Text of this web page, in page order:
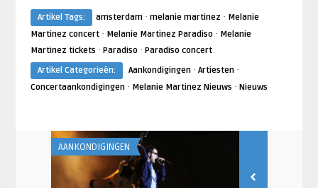
Artikel Tags: amsterdam· melanie martinez · Melanie
Martinez concert· Melanie Martinez Paradiso· Melanie
Martinez tickets · Paradiso· Paradiso concert
Artikel Categorieën:
Aankondigingen· Artiesten·
Concertaankondigingen· Melanie Martinez Nieuws · Nieuws
AANKONDIGINGEN